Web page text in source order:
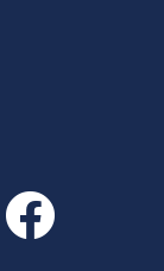
Facebook link